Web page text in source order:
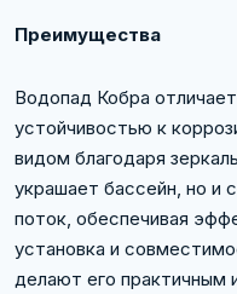
Преимущества
Водопад Кобра
устойчивостью к
видом благодаря
украшает бассейн, но и
поток, обеспечивая
установка и
делают его практичным